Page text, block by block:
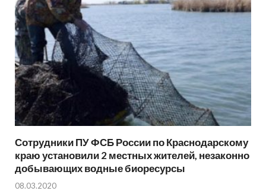
Сотрудники ПУ ФСБ России по Краснодарскому
краю установили 2 местных жителей, незаконно
добывающих водные биоресурсы
08.03.2020